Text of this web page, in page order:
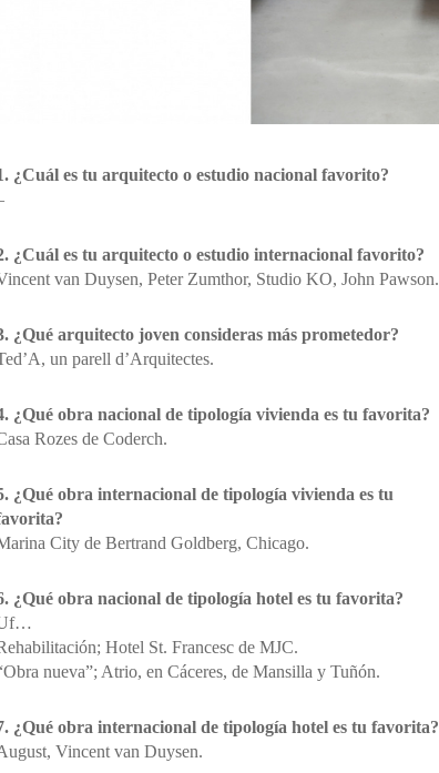
¿Cuál es tu arquitecto o estudio nacional favorito?
¿Cuál es tu arquitecto o estudio internacional favorito?
van Duysen, Peter Zumthor, Studio KO, John Pawson.
¿Qué arquitecto joven consideras más prometedor?
un parell d’Arquitectes.
¿Qué obra nacional de tipología vivienda es tu favorita?
Rozes de Coderch.
¿Qué obra internacional de tipología vivienda es tu
City de Bertrand Goldberg, Chicago.
¿Qué obra nacional de tipología hotel es tu favorita?
Hotel St. Francesc de MJC.
nueva”; Atrio, en Cáceres, de Mansilla y Tuñón.
¿Qué obra internacional de tipología hotel es tu favorita?
Vincent van Duysen.